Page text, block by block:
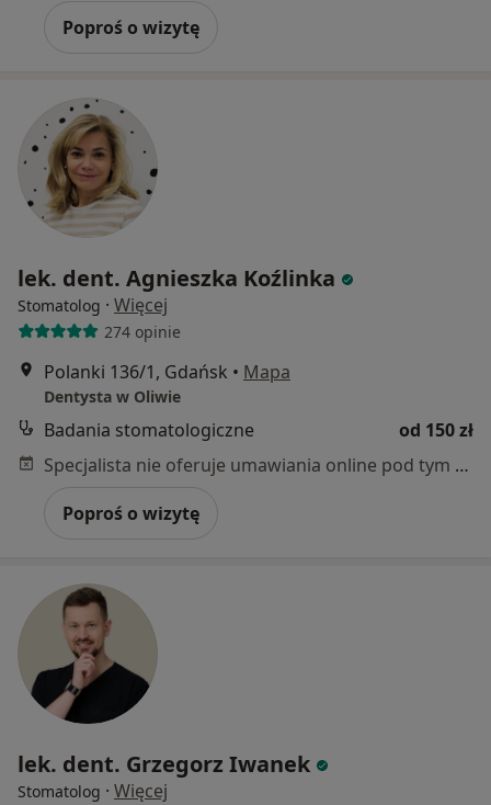
Poproś o wizytę
lek. dent. Agnieszka Koźlinka
Stomatolog · Więcej
274 opinie
Polanki 136/1, Gdańsk • Mapa
Dentysta w Oliwie
Badania stomatologiczne
od 150 zł
Specjalista nie oferuje umawiania online pod tym adresem.
Poproś o wizytę
lek. dent. Grzegorz Iwanek
Stomatolog · Więcej